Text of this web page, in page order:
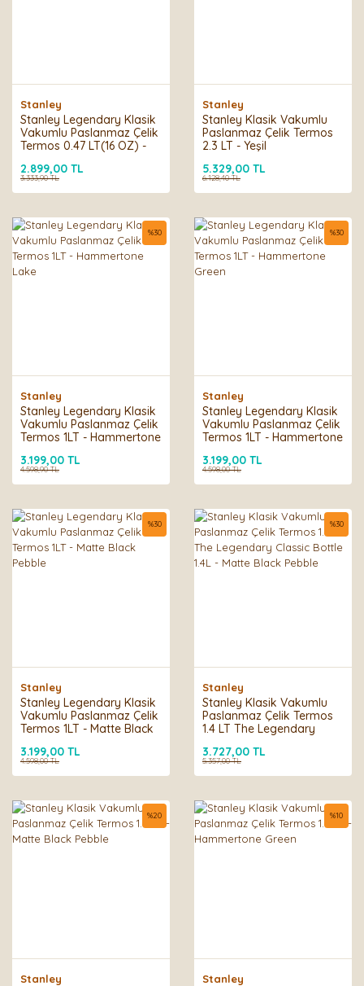
Stanley
Stanley Legendary Klasik
Vakumlu Paslanmaz Çelik
Termos 0.47 LT(16 OZ) -
2.899,00 TL
3.333,90 TL
Stanley
Stanley Klasik Vakumlu
Paslanmaz Çelik Termos
2.3 LT - Yeşil
5.329,00 TL
6.128,40 TL
Stanley
Stanley Legendary Klasik
Vakumlu Paslanmaz Çelik
Termos 1LT - Hammertone
%30
3.199,00 TL
4.598,90 TL
Stanley
Stanley Legendary Klasik
Vakumlu Paslanmaz Çelik
Termos 1LT - Hammertone
%30
3.199,00 TL
4.598,00 TL
Stanley
Stanley Legendary Klasik
Vakumlu Paslanmaz Çelik
Termos 1LT - Matte Black
%30
3.199,00 TL
4.598,00 TL
Stanley
Stanley Klasik Vakumlu
Paslanmaz Çelik Termos
1.4 LT The Legendary
Black Pebble
%30
3.727,00 TL
5.357,00 TL
Stanley
%20
Stanley
%10